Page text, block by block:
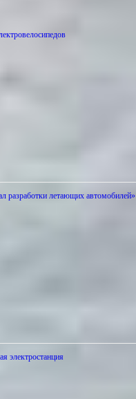
разработки летающих автомобилей»
электростанция